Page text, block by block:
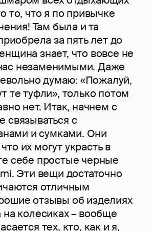
то, что я по привычке
Там была и та
за пять лет до
знает, что вовсе не
незаменимыми. Даже
думаю: «Пожалуй,
те туфли», только потом
нет. Итак, начнем с
связываться с
и сумками. Они
их могут украсть в
себе простые черные
Эти вещи достаточно
отличным
отзывы об изделиях
колесиках – вообще
тех, кто, как и я,